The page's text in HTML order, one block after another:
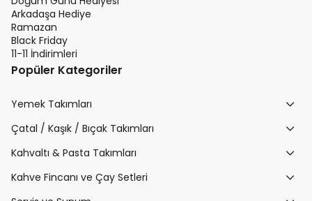
Arkadaşa Hediye
Ramazan
Black Friday
11-11 İndirimleri
Popüler Kategoriler
Yemek Takımları
Çatal / Kaşık / Bıçak Takımları
Kahvaltı & Pasta Takımları
Kahve Fincanı ve Çay Setleri